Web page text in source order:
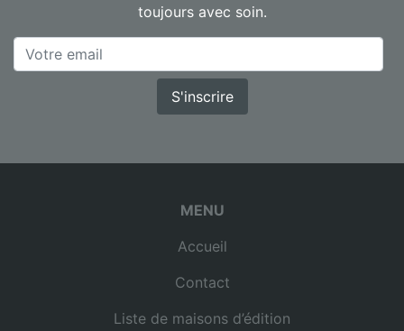
toujours avec soin.
S'inscrire
MENU
Accueil
Contact
Liste de maisons d’édition